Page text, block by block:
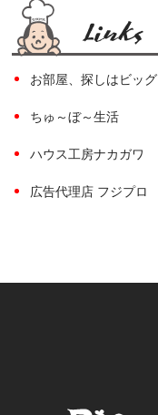
お部屋、探しはビッグ
ちゅ～ぼ～生活
ハウス工房ナカガワ
広告代理店 フジプロ